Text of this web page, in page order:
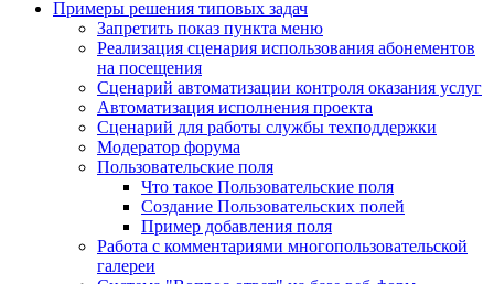
Примеры решения типовых задач
Запретить показ пункта меню
Реализация сценария использования абонементов
на посещения
Сценарий автоматизации контроля оказания услуг
Автоматизация исполнения проекта
Сценарий для работы службы техподдержки
Модератор форума
Пользовательские поля
Что такое Пользовательские поля
Создание Пользовательских полей
Пример добавления поля
Работа с комментариями многопользовательской
галереи